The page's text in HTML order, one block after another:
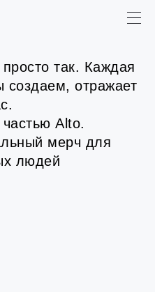
так. Каждая
создаем, отражает
Alto.
мерч для
людей